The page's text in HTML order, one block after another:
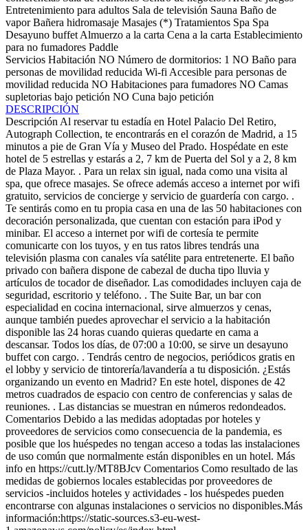
Entretenimiento para adultos Sala de televisión Sauna Baño de
vapor Bañera hidromasaje Masajes (*) Tratamientos Spa Spa
Desayuno buffet Almuerzo a la carta Cena a la carta Establecimiento
para no fumadores Paddle
Servicios Habitación NO Número de dormitorios: 1 NO Baño para
personas de movilidad reducida Wi-fi Accesible para personas de
movilidad reducida NO Habitaciones para fumadores NO Camas
supletorias bajo petición NO Cuna bajo petición
DESCRIPCIÓN
Descripción Al reservar tu estadía en Hotel Palacio Del Retiro,
Autograph Collection, te encontrarás en el corazón de Madrid, a 15
minutos a pie de Gran Vía y Museo del Prado. Hospédate en este
hotel de 5 estrellas y estarás a 2, 7 km de Puerta del Sol y a 2, 8 km
de Plaza Mayor. . Para un relax sin igual, nada como una visita al
spa, que ofrece masajes. Se ofrece además acceso a internet por wifi
gratuito, servicios de concierge y servicio de guardería con cargo. .
Te sentirás como en tu propia casa en una de las 50 habitaciones con
decoración personalizada, que cuentan con estación para iPod y
minibar. El acceso a internet por wifi de cortesía te permite
comunicarte con los tuyos, y en tus ratos libres tendrás una
televisión plasma con canales vía satélite para entretenerte. El baño
privado con bañera dispone de cabezal de ducha tipo lluvia y
artículos de tocador de diseñador. Las comodidades incluyen caja de
seguridad, escritorio y teléfono. . The Suite Bar, un bar con
especialidad en cocina internacional, sirve almuerzos y cenas,
aunque también puedes aprovechar el servicio a la habitación
disponible las 24 horas cuando quieras quedarte en cama a
descansar. Todos los días, de 07:00 a 10:00, se sirve un desayuno
buffet con cargo. . Tendrás centro de negocios, periódicos gratis en
el lobby y servicio de tintorería/lavandería a tu disposición. ¿Estás
organizando un evento en Madrid? En este hotel, dispones de 42
metros cuadrados de espacio con centro de conferencias y salas de
reuniones. . Las distancias se muestran en números redondeados.
Comentarios Debido a las medidas adoptadas por hoteles y
proveedores de servicios como consecuencia de la pandemia, es
posible que los huéspedes no tengan acceso a todas las instalaciones
de uso común que normalmente están disponibles en un hotel. Más
info en https://cutt.ly/MT8BJcv Comentarios Como resultado de las
medidas de gobiernos locales establecidas por proveedores de
servicios -incluidos hoteles y actividades - los huéspedes pueden
encontrarse con algunas instalaciones o servicios no disponibles.Más
información:https://static-sources.s3-eu-west-